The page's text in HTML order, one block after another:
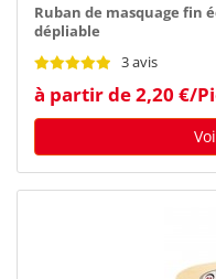
Ruban de masquage fin
dépliable
3 avis
à partir de 2,20 €/